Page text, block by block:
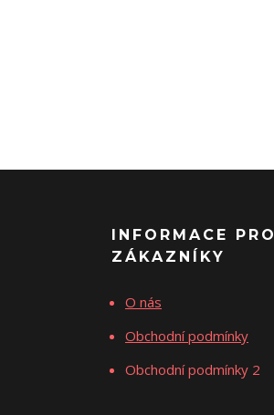
INFORMACE PRO
ZÁKAZNÍKY
O nás
Obchodní podmínky
Obchodní podmínky 2